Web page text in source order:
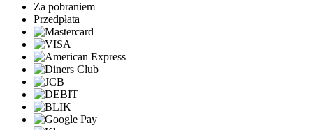
Za pobraniem
Przedpłata